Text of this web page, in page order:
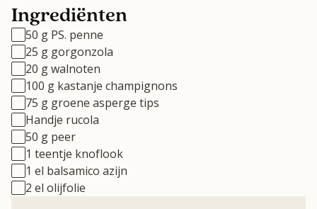
Ingrediënten
50 g PS. penne
25 g gorgonzola
20 g walnoten
100 g kastanje champignons
75 g groene asperge tips
Handje rucola
50 g peer
1 teentje knoflook
1 el balsamico azijn
2 el olijfolie